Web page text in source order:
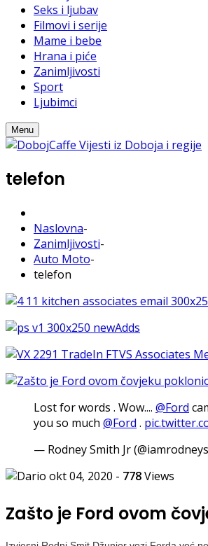
Seks i ljubav
Filmovi i serije
Mame i bebe
Hrana i piće
Zanimljivosti
Sport
Ljubimci
Menu
telefon
Naslovna-
Zanimljivosti-
Auto Moto-
telefon
Lost for words . Wow.... @Ford
you so much @Ford .
— Rodney Smith Jr
okt 04, 2020 - 778Views
Zašto je Ford ovom